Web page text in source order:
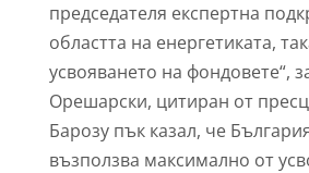
председателя експертна
областта на енергетиката,
усвояването на фондовете“,
Орешарски, цитиран от
Барозу пък казал, че
възползва максимално от